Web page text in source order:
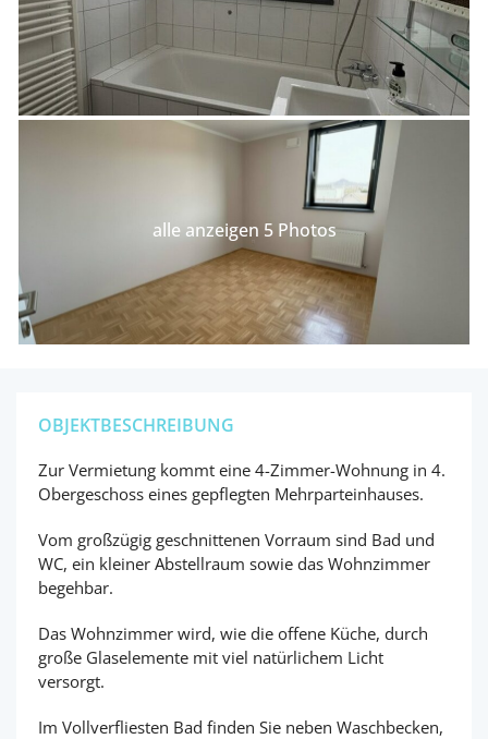
alle anzeigen 5 Photos
OBJEKTBESCHREIBUNG
Zur Vermietung kommt eine 4-Zimmer-Wohnung in 4.
Obergeschoss eines gepflegten Mehrparteinhauses.
Vom großzügig geschnittenen Vorraum sind Bad und
WC, ein kleiner Abstellraum sowie das Wohnzimmer
begehbar.
Das Wohnzimmer wird, wie die offene Küche, durch
große Glaselemente mit viel natürlichem Licht
versorgt.
Im Vollverfliesten Bad finden Sie neben Waschbecken,